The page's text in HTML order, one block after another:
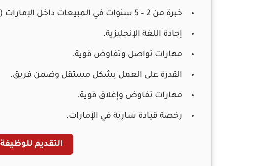
خبرة من 2 – 5 سنوات في المبيعات داخل الإمارات (يفضل في FMCG أو الأغذية).
إجادة اللغة الإنجليزية.
مهارات تواصل وتفاوض قوية.
القدرة على العمل بشكل مستقل وضمن فريق.
مهارات تفاوض وإغلاق قوية.
رخصة قيادة سارية في الإمارات.
التقديم للوظيفة